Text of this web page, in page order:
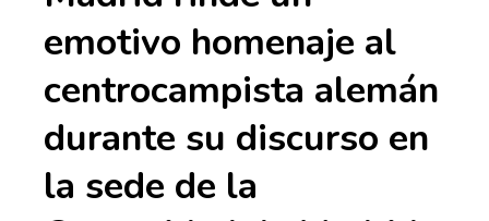
emotivo homenaje al
centrocampista alemán
durante su discurso en
la sede de la